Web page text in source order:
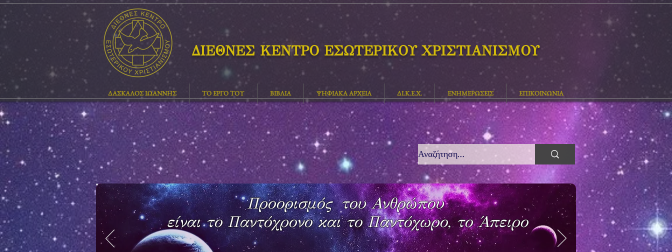
ΔΙΕΘΝΕΣ ΚΕΝΤΡΟ ΕΣΩΤΕΡΙΚΟΥ ΧΡΙΣΤΙΑΝΙΣΜΟΥ
ΔΑΣΚΑΛΟΣ ΙΩΑΝΝΗΣ ΤΟ ΕΡΓΟ ΤΟΥ ΒΙΒΛΙΑ ΨΗΦΙΑΚΑ ΑΡΧΕΙΑ ΔΙ.Κ.Ε.Χ. ΕΝΗΜΕΡΩΣΕΙΣ ΕΠΙΚΟΙΝΩΝΙΑ
Προορισμός του Ανθρώπου
είναι το Παντόχρονο και το Παντόχωρο, το Άπειρο